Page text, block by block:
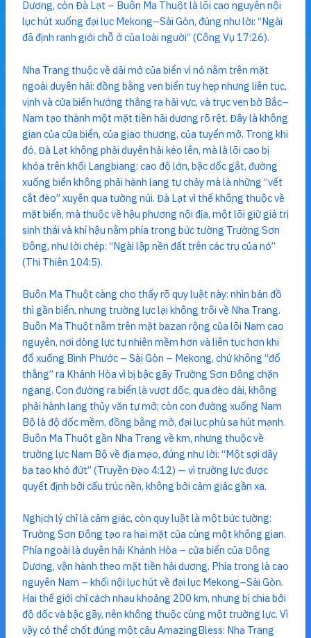
Dương, còn Đà Lạt – Buôn Ma Thuột là lõi cao nguyên nội
lục hút xuống đại lục Mekong–Sài Gòn, đúng như lời: “Ngài
đã định ranh giới chỗ ở của loài người” (Công Vụ 17:26).
Nha Trang thuộc về dải mở của biển vì nó nằm trên mặt
ngoài duyên hải: đồng bằng ven biển tuy hẹp nhưng liên tục,
vịnh và cửa biển hướng thẳng ra hải vực, và trục ven bờ Bắc–
Nam tạo thành một mặt tiền hải dương rõ rệt. Đây là không
gian của cửa biển, của giao thương, của tuyến mở. Trong khi
đó, Đà Lạt không phải duyên hải kéo lên, mà là lõi cao bị
khóa trên khối Langbiang: cao độ lớn, bậc dốc gắt, đường
xuống biển không phải hành lang tự chảy mà là những “vết
cắt đèo” xuyên qua tường núi. Đà Lạt vì thế không thuộc về
mặt biển, mà thuộc về hậu phương nội địa, một lõi giữ giá trị
sinh thái và khí hậu nằm phía trong bức tường Trường Sơn
Đông, như lời chép: “Ngài lập nền đất trên các trụ của nó”
(Thi Thiên 104:5).
Buôn Ma Thuột càng cho thấy rõ quy luật này: nhìn bản đồ
thì gần biển, nhưng trường lực lại không trôi về Nha Trang.
Buôn Ma Thuột nằm trên mặt bazan rộng của lõi Nam cao
nguyên, nơi dòng lực tự nhiên mềm hơn và liên tục hơn khi
đổ xuống Bình Phước – Sài Gòn – Mekong, chứ không “đổ
thẳng” ra Khánh Hòa vì bị bậc gãy Trường Sơn Đông chặn
ngang. Con đường ra biển là vượt dốc, qua đèo dài, không
phải hành lang thủy văn tự mở; còn con đường xuống Nam
Bộ là độ dốc mềm, đồng bằng mở, đại lục phù sa hút mạnh.
Buôn Ma Thuột gần Nha Trang về km, nhưng thuộc về
trường lực Nam Bộ về địa mạo, đúng như lời: “Một sợi dây
ba tao khó đứt” (Truyền Đạo 4:12) — vì trường lực được
quyết định bởi cấu trúc nền, không bởi cảm giác gần xa.
Nghịch lý chỉ là cảm giác, còn quy luật là một bức tường:
Trường Sơn Đông tạo ra hai mặt của cùng một không gian.
Phía ngoài là duyên hải Khánh Hòa – cửa biển của Đông
Dương, vận hành theo mặt tiền hải dương. Phía trong là cao
nguyên Nam – khối nội lục hút về đại lục Mekong–Sài Gòn.
Hai thế giới chỉ cách nhau khoảng 200 km, nhưng bị chia bởi
độ dốc và bậc gãy, nên không thuộc cùng một trường lực. Vì
vậy có thể chốt đúng một câu AmazingBless: Nha Trang